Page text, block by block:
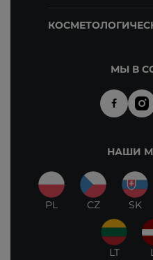
МЫ В
НАШИ
PL CZ SK
LT